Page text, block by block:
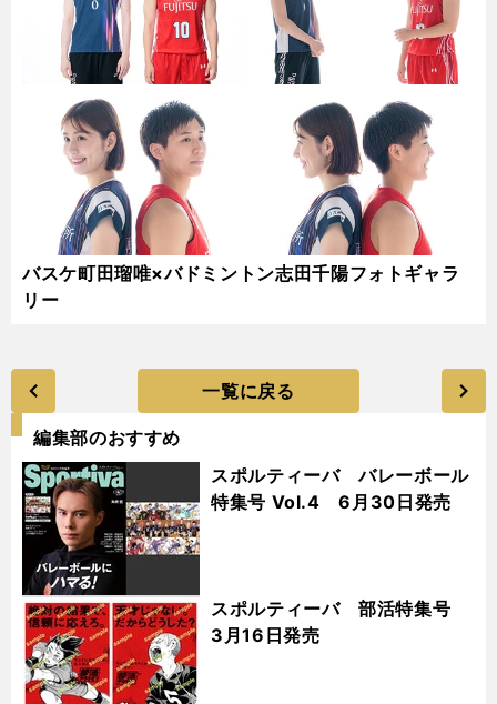
バスケ町田瑠唯×バドミントン志田千陽フォトギャラ
リー
一覧に戻る
編集部のおすすめ
スポルティーバ バレーボール
特集号 Vol.4 6月30日発売
スポルティーバ 部活特集号
3月16日発売